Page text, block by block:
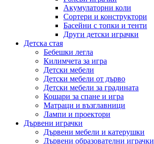
Акумулаторни коли
Сортери и конструктори
Басейни с топки и тенти
Други детски играчки
Детска стая
Бебешки легла
Килимчета за игра
Детски мебели
Детски мебели от дърво
Детски мебели за градината
Кошари за спане и игра
Матраци и възглавници
Лампи и проектори
Дървени играчки
Дървени мебели и катерушки
Дървени образователни играчки